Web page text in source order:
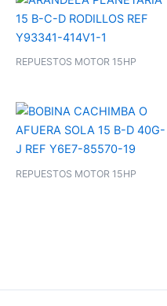
REPUESTOS MOTOR 15HP
REPUESTOS MOTOR 15HP